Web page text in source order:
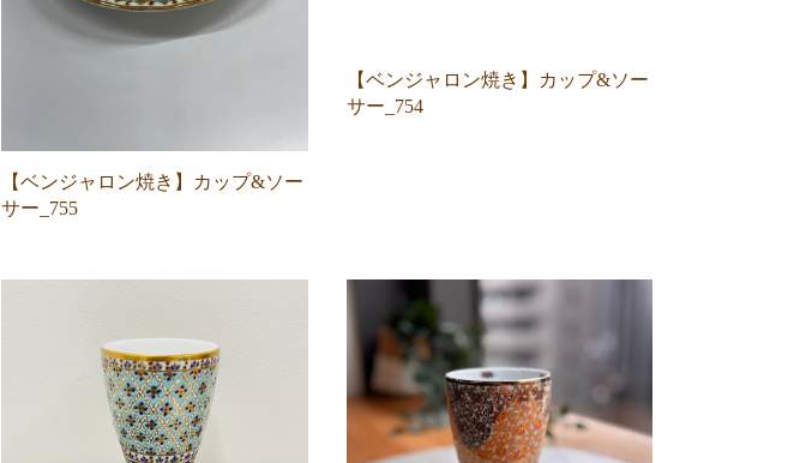
【ベンジャロン焼き】カップ&ソー
サー_755
【ベンジャロン焼き】カップ&ソー
サー_754